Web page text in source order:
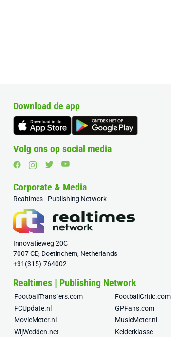
Download de app
Volg ons op social media
Corporate & Media
Realtimes - Publishing Network
Innovatieweg 20C
7007 CD, Doetinchem, Netherlands
+31(315)-764002
Realtimes | Publishing Network
FootballTransfers.com
FootballCritic.com
FCUpdate.nl
GPFans.com
MovieMeter.nl
MusicMeter.nl
WijWedden.net
Kelderklasse